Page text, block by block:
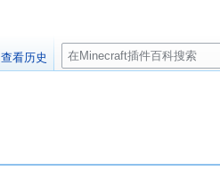
查看历史
搜
索